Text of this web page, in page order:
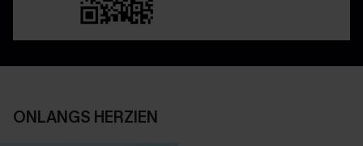
ONLANGS HERZIEN